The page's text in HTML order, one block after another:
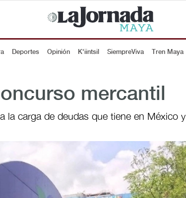
Deportes Opinión K'iintsil SiempreViva Tren Maya
mercantil
la carga de deudas que tiene en México y